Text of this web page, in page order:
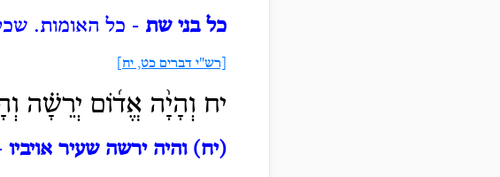
כל בני שת - כל האומות.
[רש"י דברים כט, יח]
יח וְהָיָ֨ה אֱד֜וֹם יְרֵשָׁ֗ה
(יח) והיה ירשה שעיר אויביו